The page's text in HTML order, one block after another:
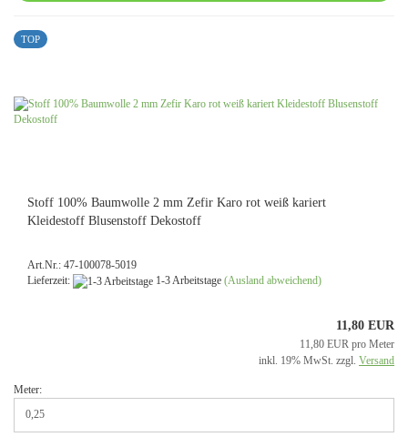
TOP
Stoff 100% Baumwolle 2 mm Zefir Karo rot weiß kariert
Kleidestoff Blusenstoff Dekostoff​
Art.Nr.: 47-100078-5019
Lieferzeit:
1-3 Arbeitstage (Ausland abweichend)
11,80 EUR
11,80 EUR pro Meter
inkl. 19% MwSt. zzgl. Versand
Meter: